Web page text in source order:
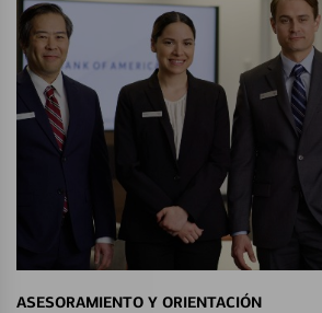
ASESORAMIENTO Y ORIENTACIÓN